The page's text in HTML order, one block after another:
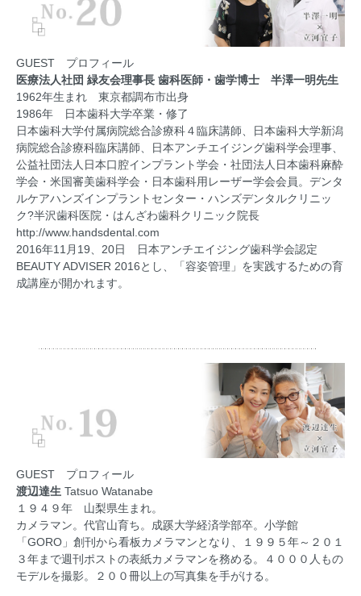
GUEST プロフィール
医療法人社団 緑友会理事長 歯科医師・歯学博士 半澤一明先生
1962年生まれ 東京都調布市出身
1986年 日本歯科大学卒業・修了
日本歯科大学付属病院総合診療科４臨床講師、日本歯科大学新潟
病院総合診療科臨床講師、日本アンチエイジング歯科学会理事、
公益社団法人日本口腔インプラント学会・社団法人日本歯科麻酔
学会・米国審美歯科学会・日本歯科用レーザー学会会員。デンタ
ルケアハンズインプラントセンター・ハンズデンタルクリニッ
ク?半沢歯科医院・はんざわ歯科クリニック院長
http://www.handsdental.com
2016年11月19、20日 日本アンチエイジング歯科学会認定
BEAUTY ADVISER 2016とし、「容姿管理」を実践するための育
成講座が開かれます。
GUEST プロフィール
渡辺達生 Tatsuo Watanabe
１９４９年 山梨県生まれ。
カメラマン。代官山育ち。成蹊大学経済学部卒。小学館
「GORO」創刊から看板カメラマンとなり、１９９５年～２０１
３年まで週刊ポストの表紙カメラマンを務める。４０００人もの
モデルを撮影。２００冊以上の写真集を手がける。